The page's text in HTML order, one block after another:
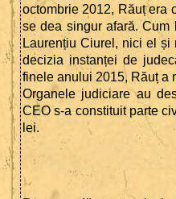
octombrie 2012, Răuț era
se dea singur afară. Cum
Laurențiu Ciurel, nici el
decizia instanței de
finele anului 2015, Răuț a
Organele judiciare au
CEO s-a constituit parte
lei.